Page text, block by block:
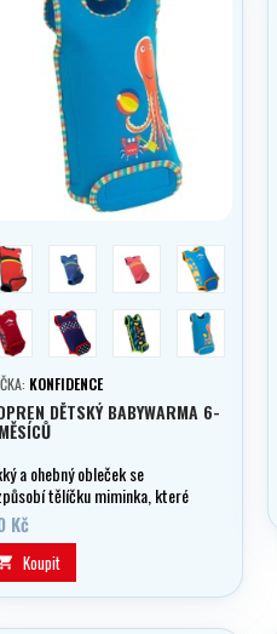
červená modrá růžová clownfish
jahoda polka dotseaFriendsottoMishell
KONFIDENCE
DĚTSKÝ BABYWARMA 6-
a ohebný obleček se
tělíčku miminka, které
Kč
Koupit